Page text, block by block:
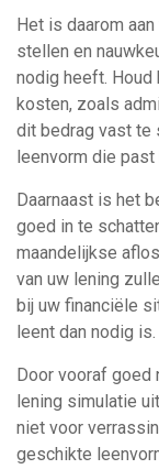
Het is daarom
stellen en
nodig heeft. Houd
kosten, zoals
dit bedrag vast te
leenvorm die
Daarnaast is het
goed in te
maandelijkse
van uw lening
bij uw financiële
leent dan nodig is.
Door vooraf goed
lening simulatie
niet voor
geschikte